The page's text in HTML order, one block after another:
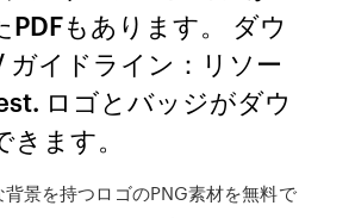
PDFもあります。 ダウ
ガイドライン：リソー
ロゴとバッジがダウ
ます。
景を持つロゴのPNG素材を無料で